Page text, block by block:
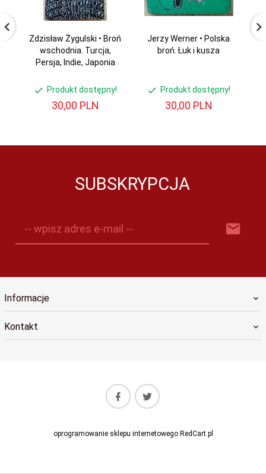
Zdzisław Żygulski • Broń
wschodnia. Turcja,
Persja, Indie, Japonia
Produkt dostępny!
30,00 PLN
Jerzy Werner • Polska
broń. Łuk i kusza
Produkt dostępny!
30,00 PLN
SUBSKRYPCJA
-- wpisz adres e-mail --
Informacje
Kontakt
oprogramowanie sklepu internetowegoRedCart.pl